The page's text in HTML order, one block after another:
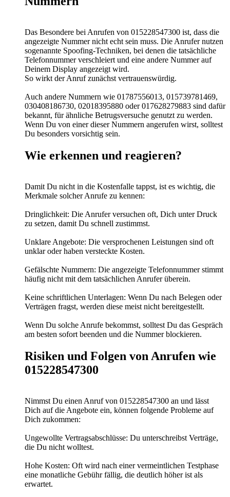
Das Besondere bei Anrufen von 015228547300 ist, dass die
angezeigte Nummer nicht echt sein muss. Die Anrufer nutzen
sogenannte Spoofing-Techniken, bei denen die tatsächliche
Telefonnummer verschleiert und eine andere Nummer auf
Deinem Display angezeigt wird.
So wirkt der Anruf zunächst vertrauenswürdig.
Auch andere Nummern wie 01787556013, 015739781469,
030408186730, 02018395880 oder 017628279883 sind dafür
bekannt, für ähnliche Betrugsversuche genutzt zu werden.
Wenn Du von einer dieser Nummern angerufen wirst, solltest
Du besonders vorsichtig sein.
Wie erkennen und reagieren?
Damit Du nicht in die Kostenfalle tappst, ist es wichtig, die
Merkmale solcher Anrufe zu kennen:
Dringlichkeit: Die Anrufer versuchen oft, Dich unter Druck
zu setzen, damit Du schnell zustimmst.
Unklare Angebote: Die versprochenen Leistungen sind oft
unklar oder haben versteckte Kosten.
Gefälschte Nummern: Die angezeigte Telefonnummer stimmt
häufig nicht mit dem tatsächlichen Anrufer überein.
Keine schriftlichen Unterlagen: Wenn Du nach Belegen oder
Verträgen fragst, werden diese meist nicht bereitgestellt.
Wenn Du solche Anrufe bekommst, solltest Du das Gespräch
am besten sofort beenden und die Nummer blockieren.
Risiken und Folgen von Anrufen wie
015228547300
Nimmst Du einen Anruf von 015228547300 an und lässt
Dich auf die Angebote ein, können folgende Probleme auf
Dich zukommen:
Ungewollte Vertragsabschlüsse: Du unterschreibst Verträge,
die Du nicht wolltest.
Hohe Kosten: Oft wird nach einer vermeintlichen Testphase
eine monatliche Gebühr fällig, die deutlich höher ist als
erwartet.